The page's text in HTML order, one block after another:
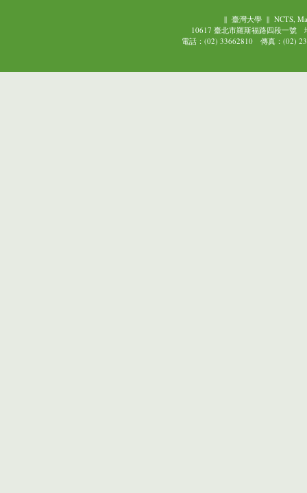
|| 臺灣大學|| NCTS,
10617 臺北市羅斯福路四段一號
電話：(02) 33662810 傳真：(02)